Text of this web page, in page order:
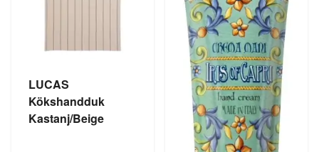
LUCAS
Kökshandduk
Kastanj/Beige